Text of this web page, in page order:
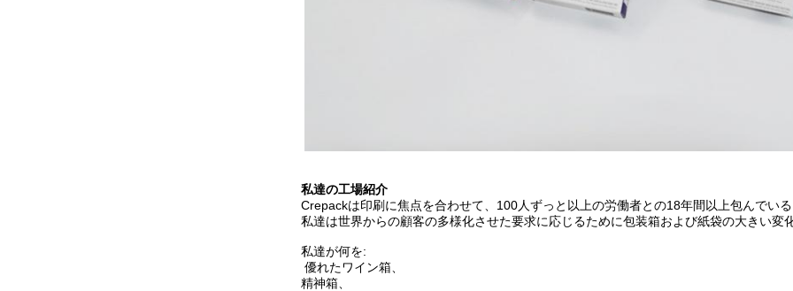
私達の工場紹介
Crepackは印刷に焦点を合わせて、100人ずっと以上の労働者との18年間以上包んでい
私達は世界からの顧客の多様化させた要求に応じるために包装箱および紙袋の大きい変
私達が何を:
優れたワイン箱、
精神箱、